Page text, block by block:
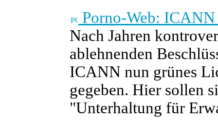
Porno-Web:
Nach Jahren
ablehnenden
ICANN nun grünes
gegeben. Hier sollen
"Unterhaltung für